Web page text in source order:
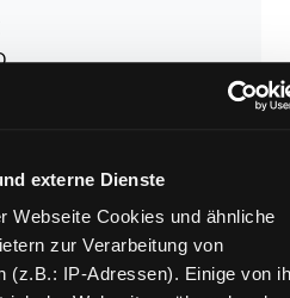
externe Dienste
Webseite Cookies und ähnliche
zur Verarbeitung von
(z.B.: IP-Adressen). Einige von